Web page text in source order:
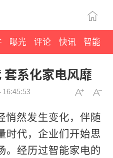
曝光 评论 快讯 智能
系化家电风靡
16:45:53
悄然发生变化，伴随
时代，企业们开始思
。经历过智能家电的